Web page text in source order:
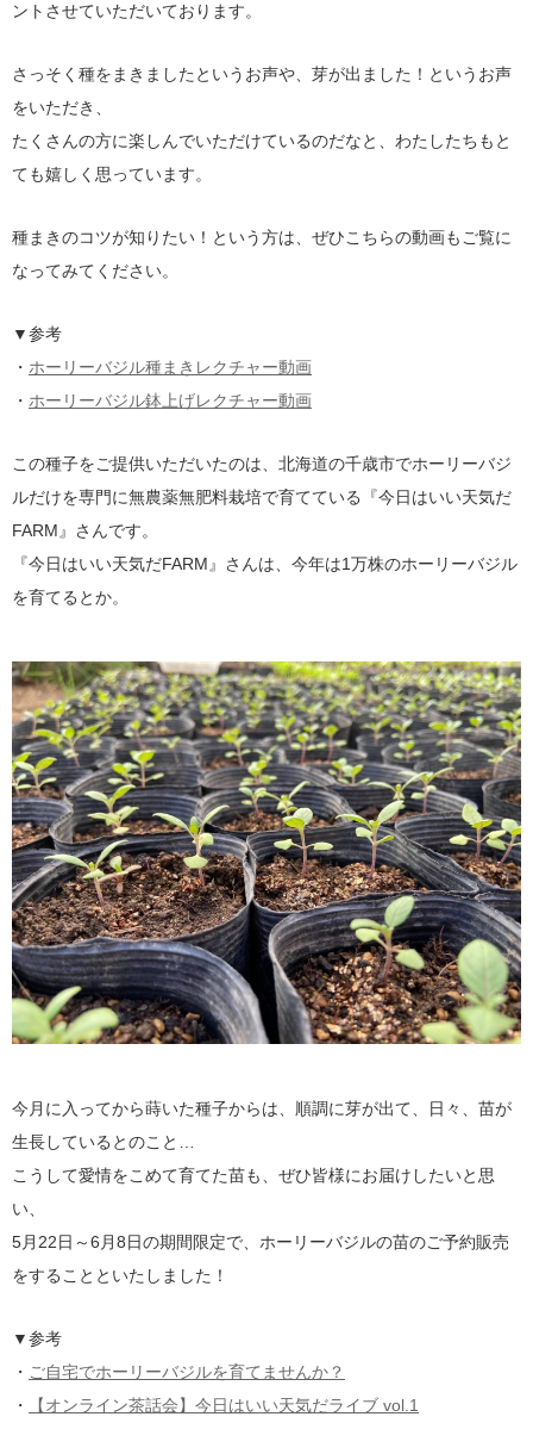
ントさせていただいております。
さっそく種をまきましたというお声や、芽が出ました！というお声
をいただき、
たくさんの方に楽しんでいただけているのだなと、わたしたちもと
ても嬉しく思っています。
種まきのコツが知りたい！という方は、ぜひこちらの動画もご覧に
なってみてください。
▼参考
・ ホーリーバジル種まきレクチャー動画
・ ホーリーバジル鉢上げレクチャー動画
この種子をご提供いただいたのは、北海道の千歳市でホーリーバジ
ルだけを専門に無農薬無肥料栽培で育てている『今日はいい天気だ
FARM』さんです。
『今日はいい天気だFARM』さんは、今年は1万株のホーリーバジル
を育てるとか。
今月に入ってから蒔いた種子からは、順調に芽が出て、日々、苗が
生長しているとのこと…
こうして愛情をこめて育てた苗も、ぜひ皆様にお届けしたいと思
い、
5月22日～6月8日の期間限定で、ホーリーバジルの苗のご予約販売
をすることといたしました！
▼参考
・ ご自宅でホーリーバジルを育てませんか？
・
【オンライン茶話会】今日はいい天気だライブ vol.1